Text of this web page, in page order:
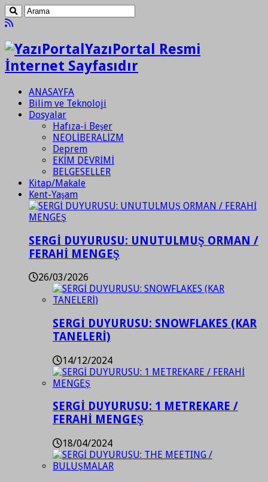
YazıPortal Resmi
İnternet Sayfasıdır
ANASAYFA
Bilim ve Teknoloji
Dosyalar
Hafıza-i Beşer
NEOLİBERALİZM
Deprem
EKİM DEVRİMİ
BELGESELLER
Kitap/Makale
Kent-Yaşam
SERGİ DUYURUSU: UNUTULMUŞ ORMAN /
FERAHİ MENGEŞ
26/03/2026
SERGİ DUYURUSU: SNOWFLAKES (KAR
TANELERİ)
14/12/2024
SERGİ DUYURUSU: 1 METREKARE /
FERAHİ MENGEŞ
18/04/2024